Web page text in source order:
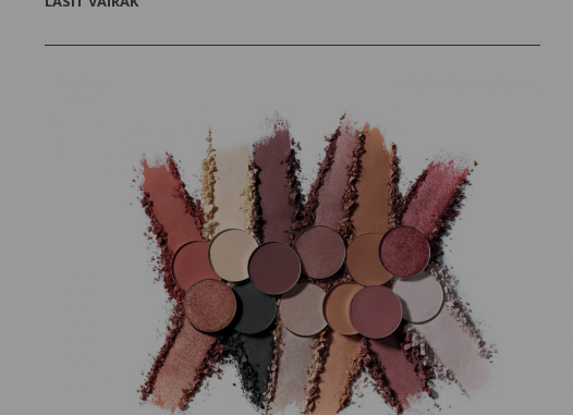
aizsargāt pret apkārtējās vides kaitējumu, un tas ir kļuvis par galveno